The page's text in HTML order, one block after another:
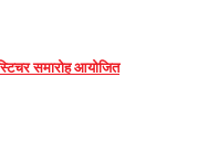
समारोह आयोजित